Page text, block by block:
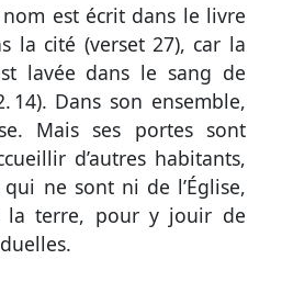
est écrit dans le livre
la cité (verset 27), car la
lavée dans le sang de
14). Dans son ensemble,
Mais ses portes sont
d’autres habitants,
ne sont ni de l’Église,
la terre, pour y jouir de